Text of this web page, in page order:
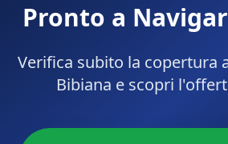
Pronto a
Verifica subito la copertura
Bibiana e scopri